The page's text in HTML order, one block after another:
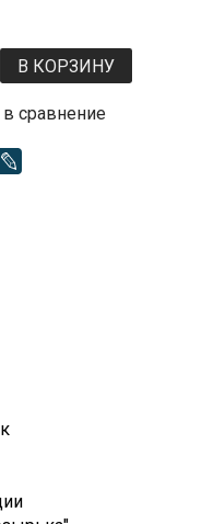
В КОРЗИНУ
сравнение